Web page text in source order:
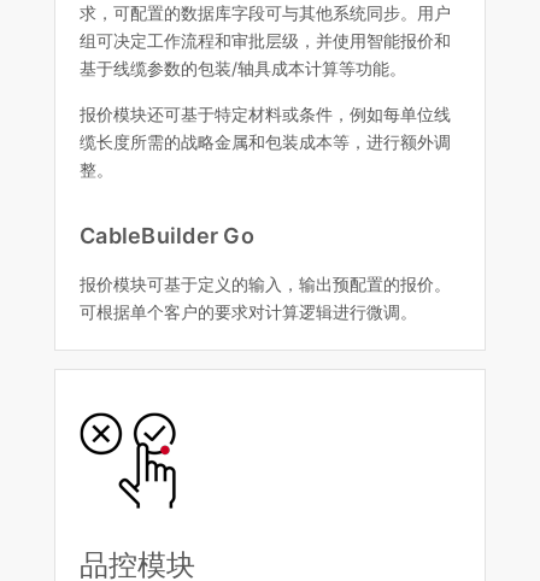
求，可配置的数据库字段可与其他系统同步。用户
组可决定工作流程和审批层级，并使用智能报价和
基于线缆参数的包装/轴具成本计算等功能。
报价模块还可基于特定材料或条件，例如每单位线
缆长度所需的战略金属和包装成本等，进行额外调
整。
CableBuilder Go
报价模块可基于定义的输入，输出预配置的报价。
可根据单个客户的要求对计算逻辑进行微调。
品控模块